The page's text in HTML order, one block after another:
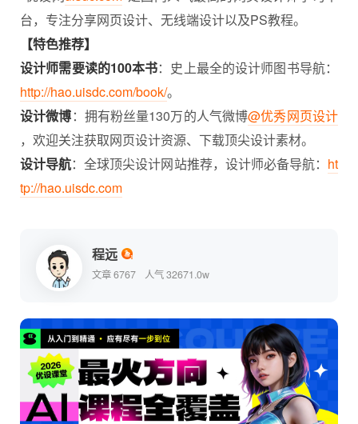
台，专注分享网页设计、无线端设计以及PS教程。
【特色推荐】
设计师需要读的100本书：史上最全的设计师图书导航：
http://hao.uisdc.com/book/。
设计微博：拥有粉丝量130万的人气微博@优秀网页设计
，欢迎关注获取网页设计资源、下载顶尖设计素材。
设计导航：全球顶尖设计网站推荐，设计师必备导航： ht
tp://hao.uisdc.com
程远
文章 6767 人气 32671.0w